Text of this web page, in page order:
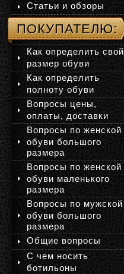
Статьи и обзоры
ПОКУПАТЕЛЮ:
Как определить свой
размер обуви
Как определить
полноту обуви
Вопросы цены,
оплаты, доставки
Вопросы по женской
обуви большого
размера
Вопросы по женской
обуви маленького
размера
Вопросы по мужской
обуви большого
размера
Общие вопросы
С чем носить
ботильоны